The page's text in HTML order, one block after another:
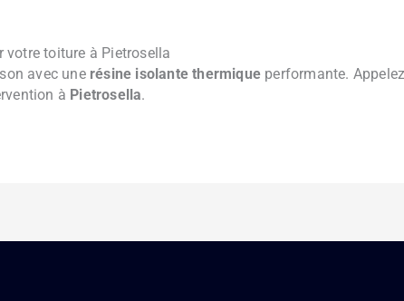
votre toiture à Pietrosella
avec une résine isolante thermiqueperformante.
à Pietrosella.